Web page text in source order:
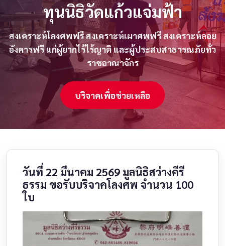
ทุนนิธิวัดแก้วแจ่มฟ้า
สงเคราะห์โลงศพฟรี สงเคราะห์เผาศพฟรี สงเคราะห์ลอย
อังคารฟรี แก่ผู้ยากไร้ไร้ญาติ และผู้ประสบสาธารณภัยทั่ว
ราชอาณาจักร
บริจาคเพื่อช่วยเหลือ
วันที่ 22 มีนาคม 2569 มูลนิธิสว่างคีรี
ธรรม ขอรับบริจาคโลงศพ จำนวน 100
ใบ